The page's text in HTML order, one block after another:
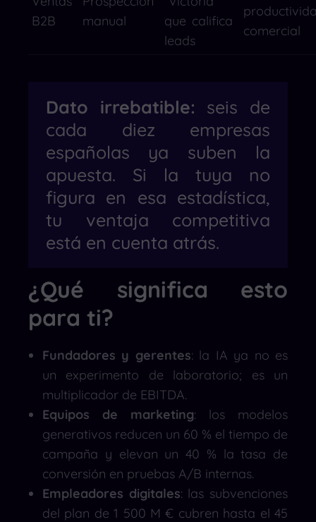
B2B
manual
que califica
leads
comercial
Dato irrebatible: seis de
cada diez empresas
españolas ya suben la
apuesta. Si la tuya no
figura en esa estadística,
tu ventaja competitiva
está en cuenta atrás.
¿Qué significa esto
para ti?
Fundadores y gerentes: la IA ya no es
un experimento de laboratorio; es un
multiplicador de EBITDA.
Equipos de marketing: los modelos
generativos reducen un 60 % el tiempo de
campaña y elevan un 40 % la tasa de
conversión en pruebas A/B internas.
Empleadores digitales: las subvenciones
del plan de 1 500 M € cubren hasta el 45